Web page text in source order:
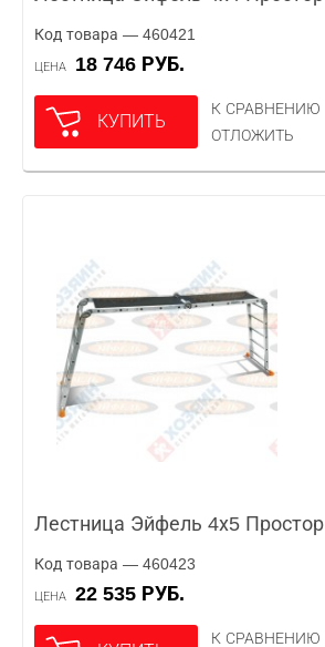
Код товара — 460421
ЦЕНА 18 746 РУБ.
КУПИТЬ
К СРАВНЕНИЮ
ОТЛОЖИТЬ
Лестница Эйфель 4х5 Простор
Код товара — 460423
ЦЕНА 22 535 РУБ.
К СРАВНЕНИЮ